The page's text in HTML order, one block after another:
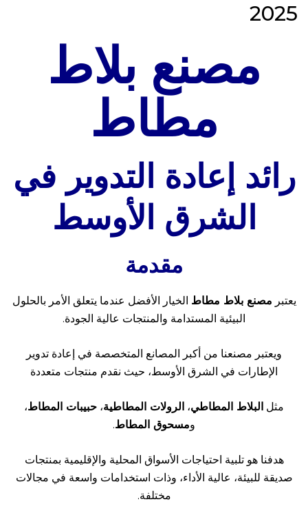
2025
مصنع بلاط
مطاط
رائد إعادة التدوير في
الشرق الأوسط
مقدمة
يعتبر مصنع بلاط مطاط الخيار الأفضل عندما يتعلق الأمر بالحلول
البيئية المستدامة والمنتجات عالية الجودة.
ويعتبر مصنعنا من أكبر المصانع المتخصصة في إعادة تدوير
الإطارات في الشرق الأوسط، حيث نقدم منتجات متعددة
مثل البلاط المطاطي، الرولات المطاطية، حبيبات المطاط،
ومسحوق المطاط.
هدفنا هو تلبية احتياجات الأسواق المحلية والإقليمية بمنتجات
صديقة للبيئة، عالية الأداء، وذات استخدامات واسعة في مجالات
مختلفة.